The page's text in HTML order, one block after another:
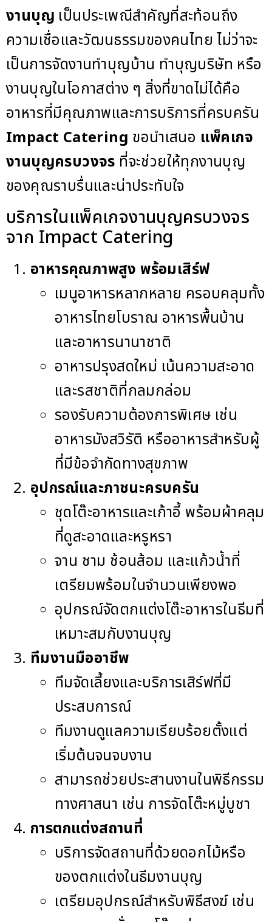
งานบุญ เป็นประเพณีสำคัญที่สะท้อนถึง
ความเชื่อและวัฒนธรรมของคนไทย ไม่ว่าจะ
เป็นการจัดงานทำบุญบ้าน ทำบุญบริษัท หรือ
งานบุญในโอกาสต่าง ๆ สิ่งที่ขาดไม่ได้คือ
อาหารที่มีคุณภาพและการบริการที่ครบครัน
Impact Catering ขอนำเสนอ แพ็คเกจ
งานบุญครบวงจร ที่จะช่วยให้ทุกงานบุญ
ของคุณราบรื่นและน่าประทับใจ
บริการในแพ็คเกจงานบุญครบวงจร
จาก Impact Catering
อาหารคุณภาพสูง พร้อมเสิร์ฟ
เมนูอาหารหลากหลาย ครอบคลุมทั้ง
อาหารไทยโบราณ อาหารพื้นบ้าน
และอาหารนานาชาติ
อาหารปรุงสดใหม่ เน้นความสะอาด
และรสชาติที่กลมกล่อม
รองรับความต้องการพิเศษ เช่น
อาหารมังสวิรัติ หรืออาหารสำหรับผู้
ที่มีข้อจำกัดทางสุขภาพ
อุปกรณ์และภาชนะครบครัน
ชุดโต๊ะอาหารและเก้าอี้ พร้อมผ้าคลุม
ที่ดูสะอาดและหรูหรา
จาน ชาม ช้อนส้อม และแก้วน้ำที่
เตรียมพร้อมในจำนวนเพียงพอ
อุปกรณ์จัดตกแต่งโต๊ะอาหารในธีมที่
เหมาะสมกับงานบุญ
ทีมงานมืออาชีพ
ทีมจัดเลี้ยงและบริการเสิร์ฟที่มี
ประสบการณ์
ทีมงานดูแลความเรียบร้อยตั้งแต่
เริ่มต้นจนจบงาน
สามารถช่วยประสานงานในพิธีกรรม
ทางศาสนา เช่น การจัดโต๊ะหมู่บูชา
การตกแต่งสถานที่
บริการจัดสถานที่ด้วยดอกไม้หรือ
ของตกแต่งในธีมงานบุญ
เตรียมอุปกรณ์สำหรับพิธีสงฆ์ เช่น